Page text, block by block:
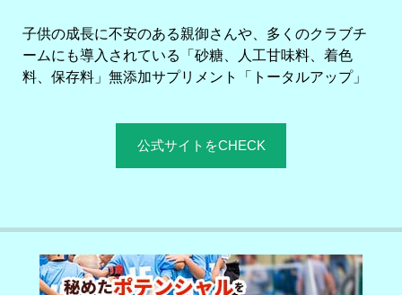
子供の成長に不安のある親御さんや、多くのクラブチ
ームにも導入されている「砂糖、人工甘味料、着色
料、保存料」無添加サプリメント「トータルアップ」
公式サイトをCHECK